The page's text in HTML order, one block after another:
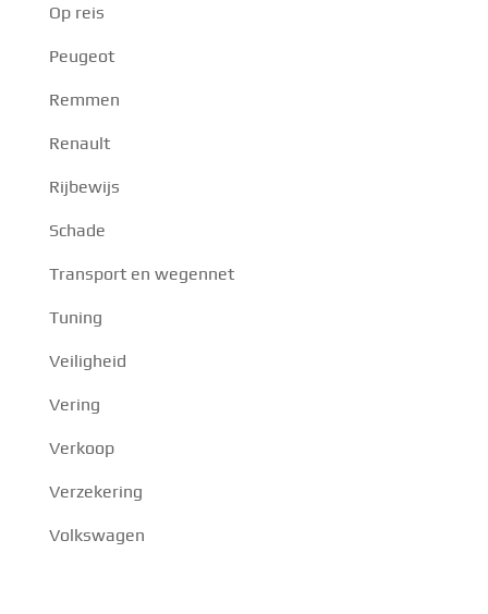
Op reis
Peugeot
Remmen
Renault
Rijbewijs
Schade
Transport en wegennet
Tuning
Veiligheid
Vering
Verkoop
Verzekering
Volkswagen